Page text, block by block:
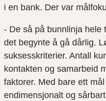
i en bank. Der var
- De så på bunnlinja
det begynte å gå dårlig.
suksesskriterier. Antall
kontakten og samarbeid
faktorer. Med bare ett
endimensjonalt og